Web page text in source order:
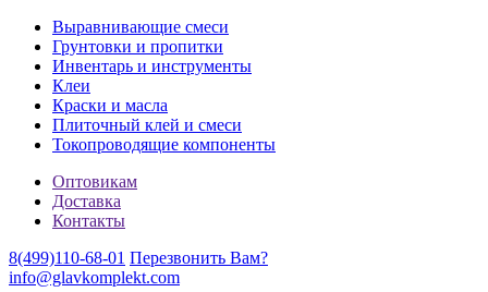
Выравнивающие смеси
Грунтовки и пропитки
Инвентарь и инструменты
Клеи
Краски и масла
Плиточный клей и смеси
Токопроводящие компоненты
Оптовикам
Доставка
Контакты
8(499)110-68-01 Перезвонить Вам?
info@glavkomplekt.com